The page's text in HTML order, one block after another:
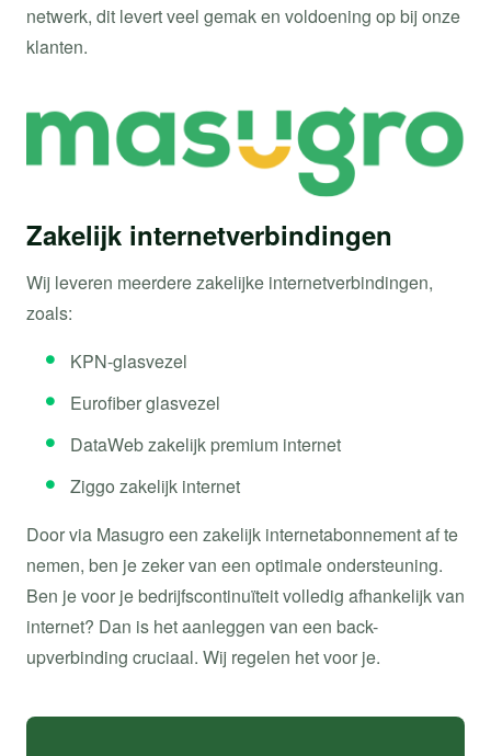
netwerk, dit levert veel gemak en voldoening op bij onze
klanten.
Zakelijk internetverbindingen
Wij leveren meerdere zakelijke internetverbindingen,
zoals:
KPN-glasvezel
Eurofiber glasvezel
DataWeb zakelijk premium internet
Ziggo zakelijk internet
Door via Masugro een zakelijk internetabonnement af te
nemen, ben je zeker van een optimale ondersteuning.
Ben je voor je bedrijfscontinuïteit volledig afhankelijk van
internet? Dan is het aanleggen van een back-
upverbinding cruciaal. Wij regelen het voor je.